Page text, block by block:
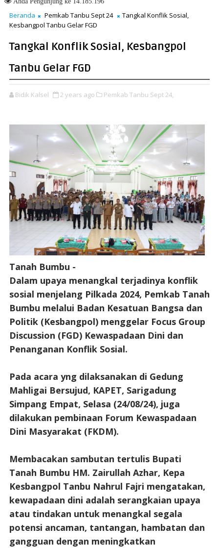
Beranda Pemkab Tanbu Sept 24
Tangkal Konflik Sosial,
Kesbangpol Tanbu Gelar FGD
Tangkal Konflik Sosial, Kesbangpol
Tanbu Gelar FGD
Bidik Kalsel 2 years ago Pemkab Tanbu Sept 24,
Tanah Bumbu -
Dalam upaya menangkal terjadinya konflik
sosial menjelang Pilkada 2024, Pemkab Tanah
Bumbu melalui Badan Kesatuan Bangsa dan
Politik (Kesbangpol) menggelar Focus Group
Discussion (FGD) Kewaspadaan Dini dan
Penanganan Konflik Sosial.
Pada acara yng dilaksanakan di Gedung
Mahligai Bersujud, KAPET, Sarigadung
Simpang Empat, Selasa (24/08/24), juga
dilakukan pembinaan Forum Kewaspadaan
Dini Masyarakat (FKDM).
Membacakan sambutan tertulis Bupati
Tanah Bumbu HM. Zairullah Azhar, Kepa
Kesbangpol Tanbu Nahrul Fajri mengatakan,
kewapadaan dini adalah serangkaian upaya
atau tindakan untuk menangkal segala
potensi ancaman, tantangan, hambatan dan
gangguan dengan meningkatkan